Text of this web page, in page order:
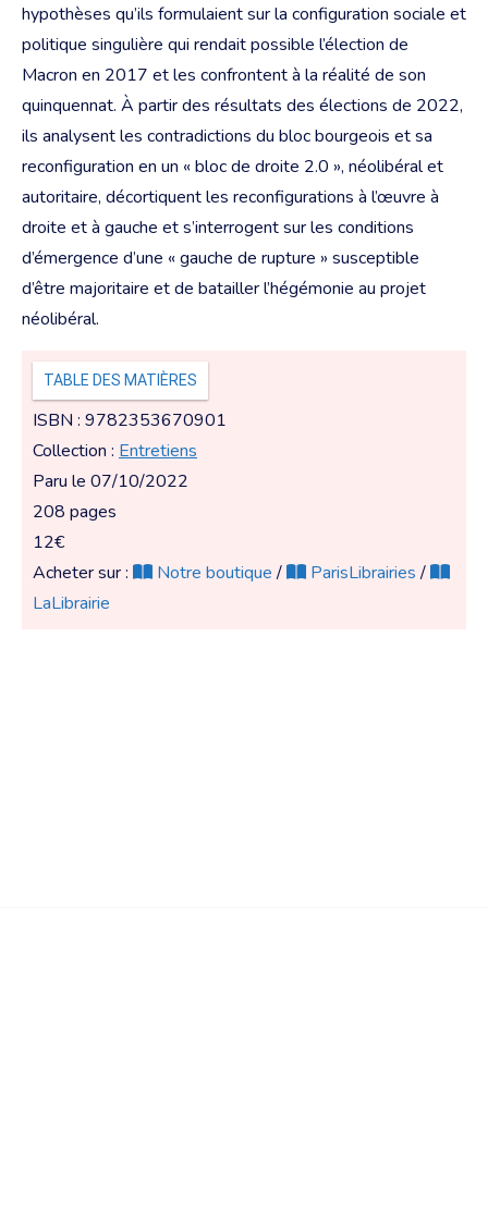
hypothèses qu’ils formulaient sur la configuration sociale et
politique singulière qui rendait possible l’élection de
Macron en 2017 et les confrontent à la réalité de son
quinquennat. À partir des résultats des élections de 2022,
ils analysent les contradictions du bloc bourgeois et sa
reconfiguration en un « bloc de droite 2.0 », néolibéral et
autoritaire, décortiquent les reconfigurations à l’œuvre à
droite et à gauche et s’interrogent sur les conditions
d’émergence d’une « gauche de rupture » susceptible
d’être majoritaire et de batailler l’hégémonie au projet
néolibéral.
TABLE DES MATIÈRES
ISBN : 9782353670901
Collection : Entretiens
Paru le 07/10/2022
208 pages
12€
Acheter sur :
Notre boutique/ ParisLibrairies/
LaLibrairie